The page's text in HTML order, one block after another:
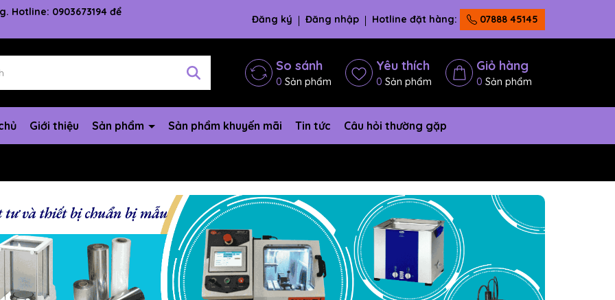
Hotline: 0903673194 để
Đăng ký Đăng nhập Hotline đặt hàng: 07888 45145
So sánh
0 Sản phẩm
Yêu thích
0 Sản phẩm
Giỏ hàng
0 Sản phẩm
Giới thiệu Sản phẩm Sản phẩm khuyến mãi Tin tức Câu hỏi thường gặp